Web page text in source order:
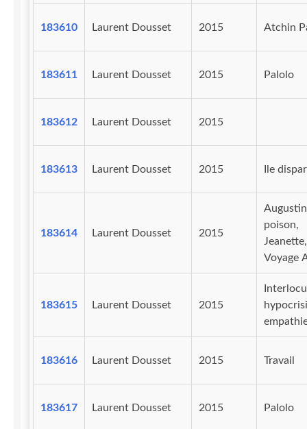
183610 Laurent Dousset 2015 Atchin
183611 Laurent Dousset 2015 Palolo
183612 Laurent Dousset 2015
183613 Laurent Dousset 2015 Ile
183614 Laurent Dousset 2015
poison,
Jeanette,
Voyage
183615 Laurent Dousset 2015
183616 Laurent Dousset 2015 Travail
183617 Laurent Dousset 2015 Palolo